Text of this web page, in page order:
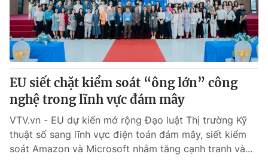
EU siết chặt kiểm soát “ông lớn” công
nghệ trong lĩnh vực đám mây
VTV.vn - EU dự kiến mở rộng Đạo luật Thị trường Kỹ
thuật số sang lĩnh vực điện toán đám mây, siết kiểm
soát Amazon và Microsoft nhằm tăng cạnh tranh và...